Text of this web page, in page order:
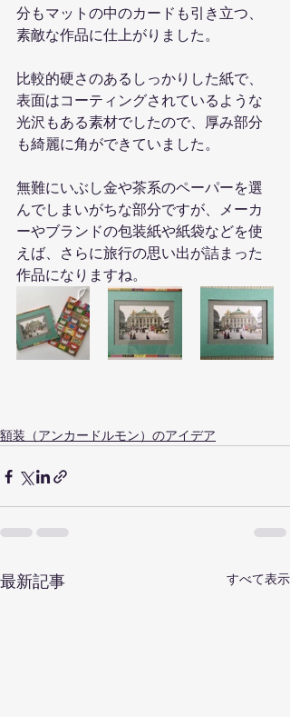
分もマットの中のカードも引き立つ、
素敵な作品に仕上がりました。
比較的硬さのあるしっかりした紙で、
表面はコーティングされているような
光沢もある素材でしたので、厚み部分
も綺麗に角ができていました。
無難にいぶし金や茶系のペーパーを選
んでしまいがちな部分ですが、メーカ
ーやブランドの包装紙や紙袋などを使
えば、さらに旅行の思い出が詰まった
作品になりますね。
額装（アンカードルモン）のアイデア
最新記事 すべて表示